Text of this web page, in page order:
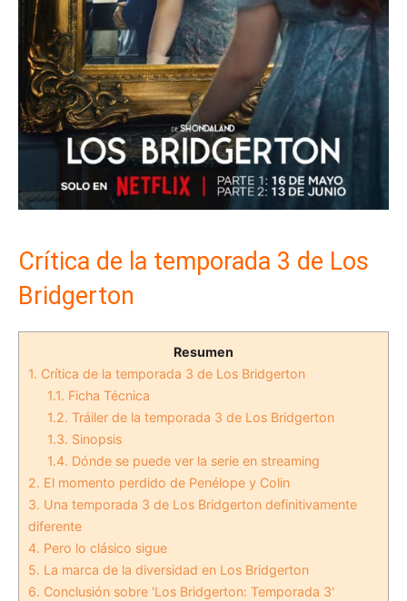
Crítica de la temporada 3 de Los
Bridgerton
Resumen
1. Crítica de la temporada 3 de Los Bridgerton
1.1. Ficha Técnica
1.2. Tráiler de la temporada 3 de Los Bridgerton
1.3. Sinopsis
1.4. Dónde se puede ver la serie en streaming
2. El momento perdido de Penélope y Colin
3. Una temporada 3 de Los Bridgerton definitivamente
diferente
4. Pero lo clásico sigue
5. La marca de la diversidad en Los Bridgerton
6. Conclusión sobre 'Los Bridgerton: Temporada 3'